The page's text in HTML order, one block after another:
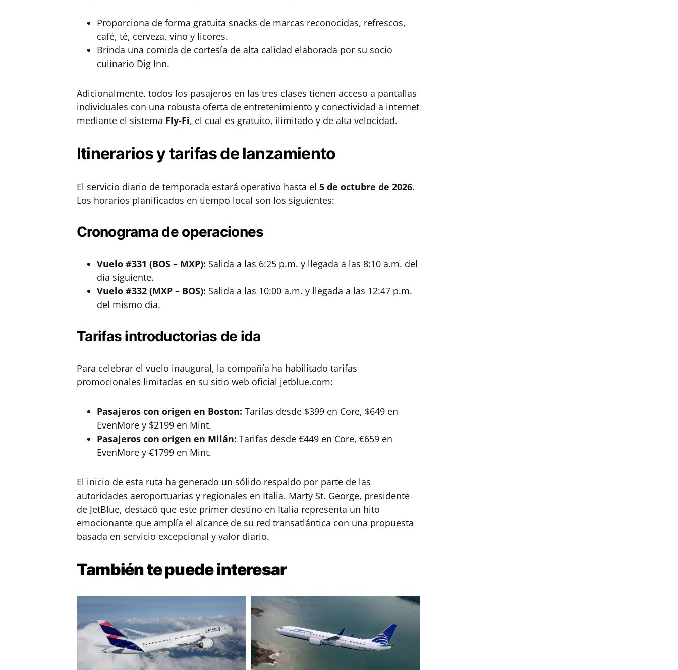
Proporciona de forma gratuita snacks de marcas reconocidas, refrescos,
café, té, cerveza, vino y licores.
Brinda una comida de cortesía de alta calidad elaborada por su socio
culinario Dig Inn.
Adicionalmente, todos los pasajeros en las tres clases tienen acceso a pantallas
individuales con una robusta oferta de entretenimiento y conectividad a internet
mediante el sistema Fly-Fi, el cual es gratuito, ilimitado y de alta velocidad.
Itinerarios y tarifas de lanzamiento
El servicio diario de temporada estará operativo hasta el 5 de octubre de 2026.
Los horarios planificados en tiempo local son los siguientes:
Cronograma de operaciones
Vuelo #331 (BOS – MXP): Salida a las 6:25 p.m. y llegada a las 8:10 a.m. del
día siguiente.
Vuelo #332 (MXP – BOS): Salida a las 10:00 a.m. y llegada a las 12:47 p.m.
del mismo día.
Tarifas introductorias de ida
Para celebrar el vuelo inaugural, la compañía ha habilitado tarifas
promocionales limitadas en su sitio web oficial jetblue.com:
Pasajeros con origen en Boston: Tarifas desde $399 en Core, $649 en
EvenMore y $2199 en Mint.
Pasajeros con origen en Milán: Tarifas desde €449 en Core, €659 en
EvenMore y €1799 en Mint.
El inicio de esta ruta ha generado un sólido respaldo por parte de las
autoridades aeroportuarias y regionales en Italia. Marty St. George, presidente
de JetBlue, destacó que este primer destino en Italia representa un hito
emocionante que amplía el alcance de su red transatlántica con una propuesta
basada en servicio excepcional y valor diario.
También te puedeinteresar